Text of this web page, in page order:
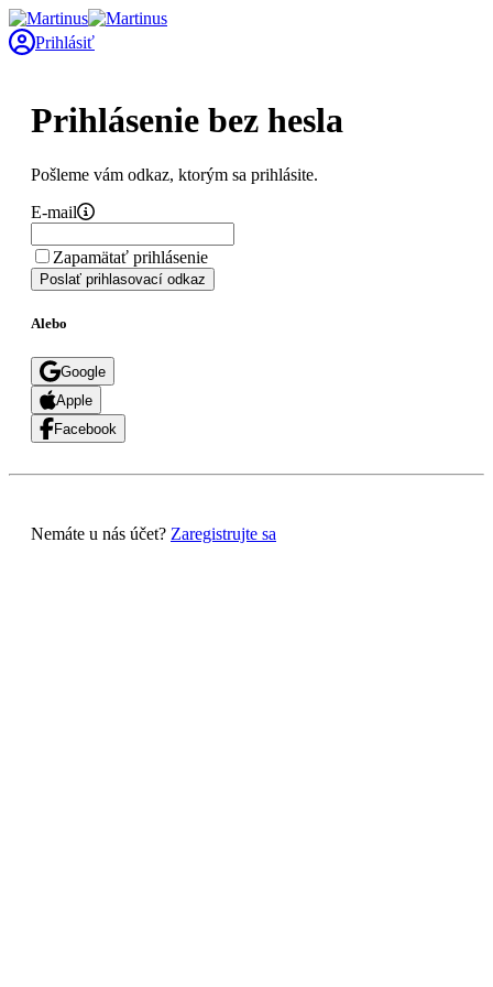
Prihlásiť
Prihlásenie bez hesla
Pošleme vám odkaz, ktorým sa prihlásite.
E-mail
Zapamätať prihlásenie
Poslať prihlasovací odkaz
Alebo
Google
Apple
Facebook
Nemáte u nás účet? Zaregistrujte sa